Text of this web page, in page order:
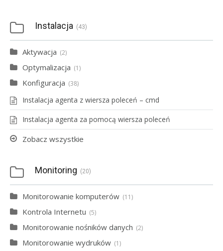
Instalacja 43
Aktywacja 2
Optymalizacja 1
Konfiguracja 38
Instalacja agenta z wiersza poleceń – cmd
Instalacja agenta za pomocą wiersza poleceń
Zobacz wszystkie
Monitoring 20
Monitorowanie komputerów 11
Kontrola Internetu 5
Monitorowanie nośników danych 2
Monitorowanie wydruków 1